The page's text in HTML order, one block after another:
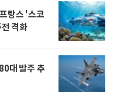
랑스 '스코
격화
대 발주 추